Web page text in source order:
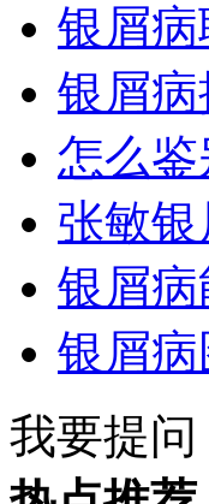
银屑病
银屑
怎么
张敏银
银屑
银屑病
我要提问